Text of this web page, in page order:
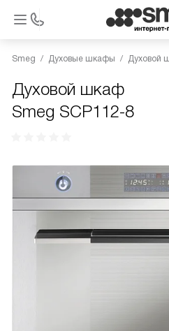
Smeg Духовые шкафы Духовой
Духовой шкаф
Smeg SCP112-8